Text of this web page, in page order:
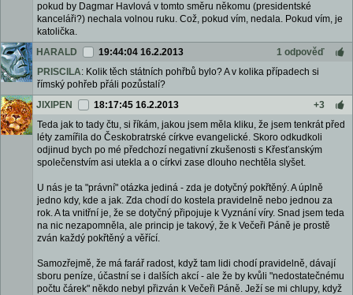
pokud by Dagmar Havlová v tomto směru někomu (presidentské
kanceláři?) nechala volnou ruku. Což, pokud vím, nedala. Pokud vím, je
katolička.
HARALD
19:44:04 16.2.2013
1 odpověď
PRISCILA: Kolik těch státních pohřbů bylo? A v kolika případech si
římský pohřeb přáli pozůstalí?
JIXIPEN
18:17:45 16.2.2013
+3
Teda jak to tady čtu, si říkám, jakou jsem měla kliku, že jsem tenkrát před
léty zamířila do Českobratrské církve evangelické. Skoro odkudkoli
odjinud bych po mé předchozí negativní zkušenosti s Křesťanským
společenstvím asi utekla a o církvi zase dlouho nechtěla slyšet.
U nás je ta "právní" otázka jediná - zda je dotyčný pokřtěný. A úplně
jedno kdy, kde a jak. Zda chodí do kostela pravidelně nebo jednou za
rok. A ta vnitřní je, že se dotyčný připojuje k Vyznání víry. Snad jsem teda
na nic nezapomněla, ale princip je takový, že k Večeři Páně je prostě
zván každý pokřtěný a věřící.
Samozřejmě, že má farář radost, když tam lidi chodí pravidelně, dávají
sboru peníze, účastní se i dalších akcí - ale že by kvůli "nedostatečnému
počtu čárek" někdo nebyl přizván k Večeři Páně. Ježí se mi chlupy, když